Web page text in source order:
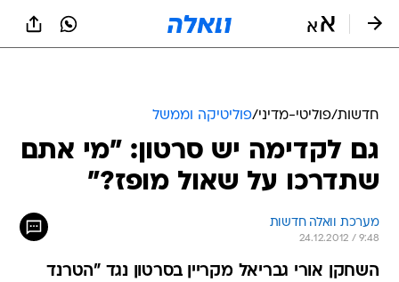
גם לקדימה יש סרטון: "מי אתם
שתדרכו על שאול מופז?"
מערכת וואלה חדשות
השחקן אורי גבריאל מקריין בסרטון נגד "הטרנד
אדם הישר שמאחורי הפוליטיקאי העקום". היו"ר